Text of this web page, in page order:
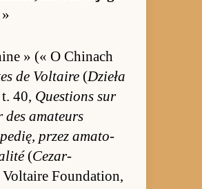
»
» (« O Chi­nach
de Vol­taire (Dzieła
40, Questions sur
des ama­teurs
przez ama­to­
(Cezar-
Fo­un­dation,